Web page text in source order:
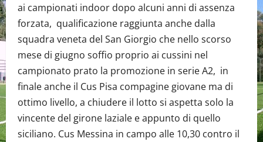
ai campionati indoor dopo alcuni anni di assenza
forzata, qualificazione raggiunta anche dalla
squadra veneta del San Giorgio che nello scorso
mese di giugno soffio proprio ai cussini nel
campionato prato la promozione in serie A2, in
finale anche il Cus Pisa compagine giovane ma di
ottimo livello, a chiudere il lotto si aspetta solo la
vincente del girone laziale e appunto di quello
siciliano. Cus Messina in campo alle 10,30 contro il